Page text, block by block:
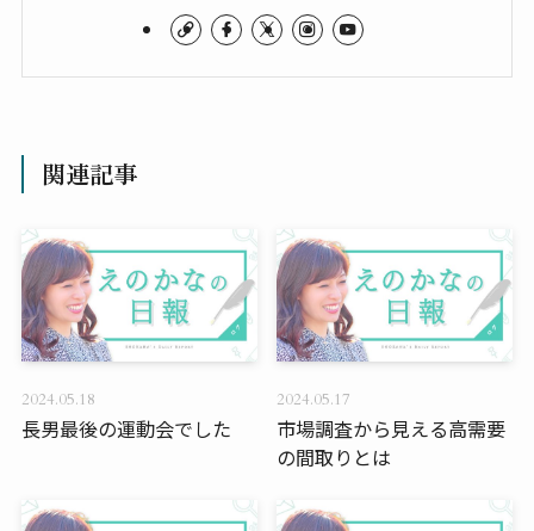
関連記事
長男最後の運動会でした
2024.05.18
市場調査から見える高需要
の間取りとは
2024.05.17